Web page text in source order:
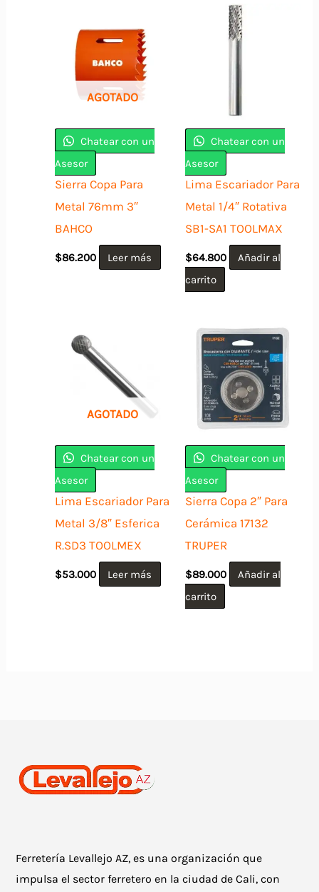
AGOTADO
Chatear con un
Asesor
Sierra Copa Para
Metal 76mm 3″
BAHCO
$86.200 Leer más
Chatear con un
Asesor
Lima Escariador Para
Metal 1/4″ Rotativa
SB1-SA1 TOOLMAX
$64.800
Añadir al
carrito
AGOTADO
Chatear con un
Asesor
Lima Escariador Para
Metal 3/8″ Esferica
R.SD3 TOOLMEX
$53.000 Leer más
Chatear con un
Asesor
Sierra Copa 2″ Para
Cerámica 17132
TRUPER
$89.000
Añadir al
carrito
Ferretería Levallejo AZ, es una organización que
impulsa el sector ferretero en la ciudad de Cali, con